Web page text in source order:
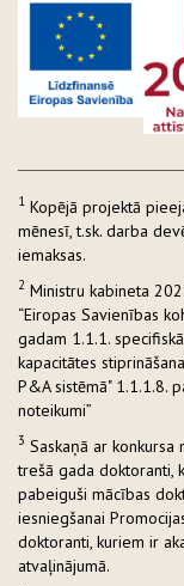
1 Kopējā projektā
mēnesī, t.sk. darba
iemaksas.
2 Ministru kabineta
“Eiropas Savienības
gadam 1.1.1.
kapacitātes
P&A sistēmā" 1.1.1.8.
noteikumi”
3 Saskaņā ar
trešā gada doktoranti,
pabeiguši mācības
iesniegšanai
doktoranti, kuriem ir
atvaļinājumā.